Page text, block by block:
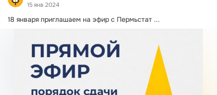
15 янв 2024
18 января приглашаем на эфир с Пермьстат ...